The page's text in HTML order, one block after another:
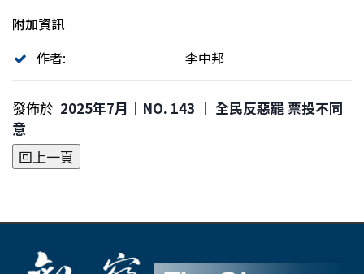
附加資訊
作者:
李中邦
發佈於 2025年7月｜NO. 143 │ 全民反惡罷 票投不同
意